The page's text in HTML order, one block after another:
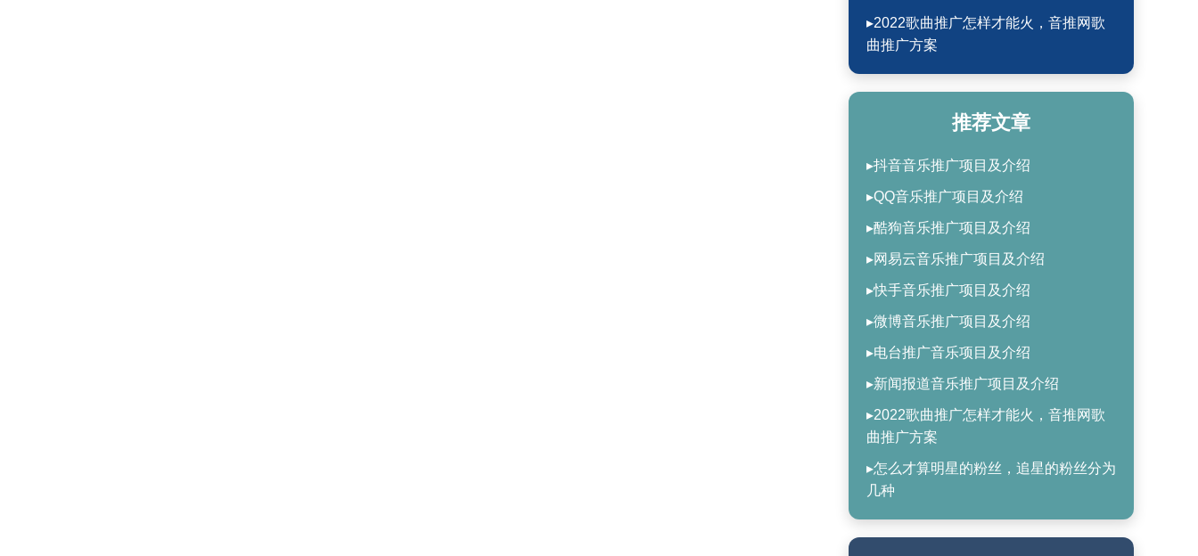
▸2022歌曲推广怎样才能火，音推网歌
曲推广方案
推荐文章
▸抖音音乐推广项目及介绍
▸QQ音乐推广项目及介绍
▸酷狗音乐推广项目及介绍
▸网易云音乐推广项目及介绍
▸快手音乐推广项目及介绍
▸微博音乐推广项目及介绍
▸电台推广音乐项目及介绍
▸新闻报道音乐推广项目及介绍
▸2022歌曲推广怎样才能火，音推网歌
曲推广方案
▸怎么才算明星的粉丝，追星的粉丝分为
几种